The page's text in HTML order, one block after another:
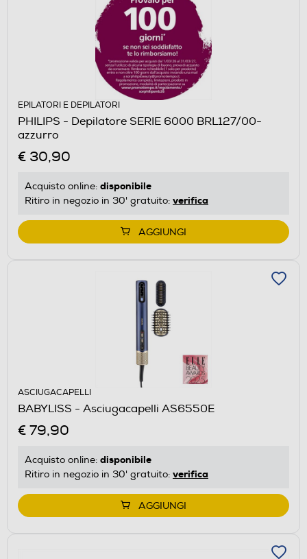
EPILATORI E DEPILATORI
PHILIPS - Depilatore SERIE 6000 BRL127/00-
azzurro
€ 30,90
Acquisto online: disponibile
Ritiro in negozio in 30' gratuito: verifica
AGGIUNGI
ASCIUGACAPELLI
BABYLISS - Asciugacapelli AS6550E
€ 79,90
Acquisto online: disponibile
Ritiro in negozio in 30' gratuito: verifica
AGGIUNGI